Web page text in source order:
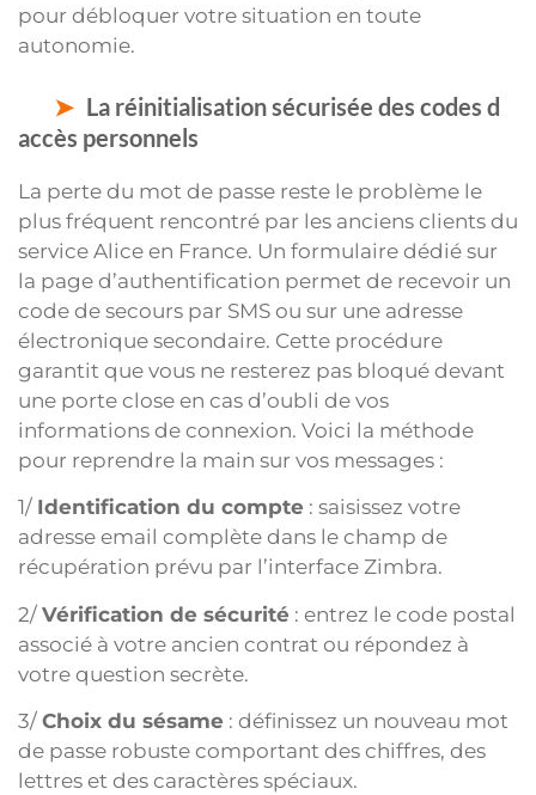
pour débloquer votre situation en toute
autonomie.
La réinitialisation sécurisée des codes d
accès personnels
La perte du mot de passe reste le problème le
plus fréquent rencontré par les anciens clients du
service Alice en France. Un formulaire dédié sur
la page d’authentification permet de recevoir un
code de secours par SMS ou sur une adresse
électronique secondaire. Cette procédure
garantit que vous ne resterez pas bloqué devant
une porte close en cas d’oubli de vos
informations de connexion. Voici la méthode
pour reprendre la main sur vos messages :
1/ Identification du compte : saisissez votre
adresse email complète dans le champ de
récupération prévu par l’interface Zimbra.
2/ Vérification de sécurité : entrez le code postal
associé à votre ancien contrat ou répondez à
votre question secrète.
3/ Choix du sésame : définissez un nouveau mot
de passe robuste comportant des chiffres, des
lettres et des caractères spéciaux.